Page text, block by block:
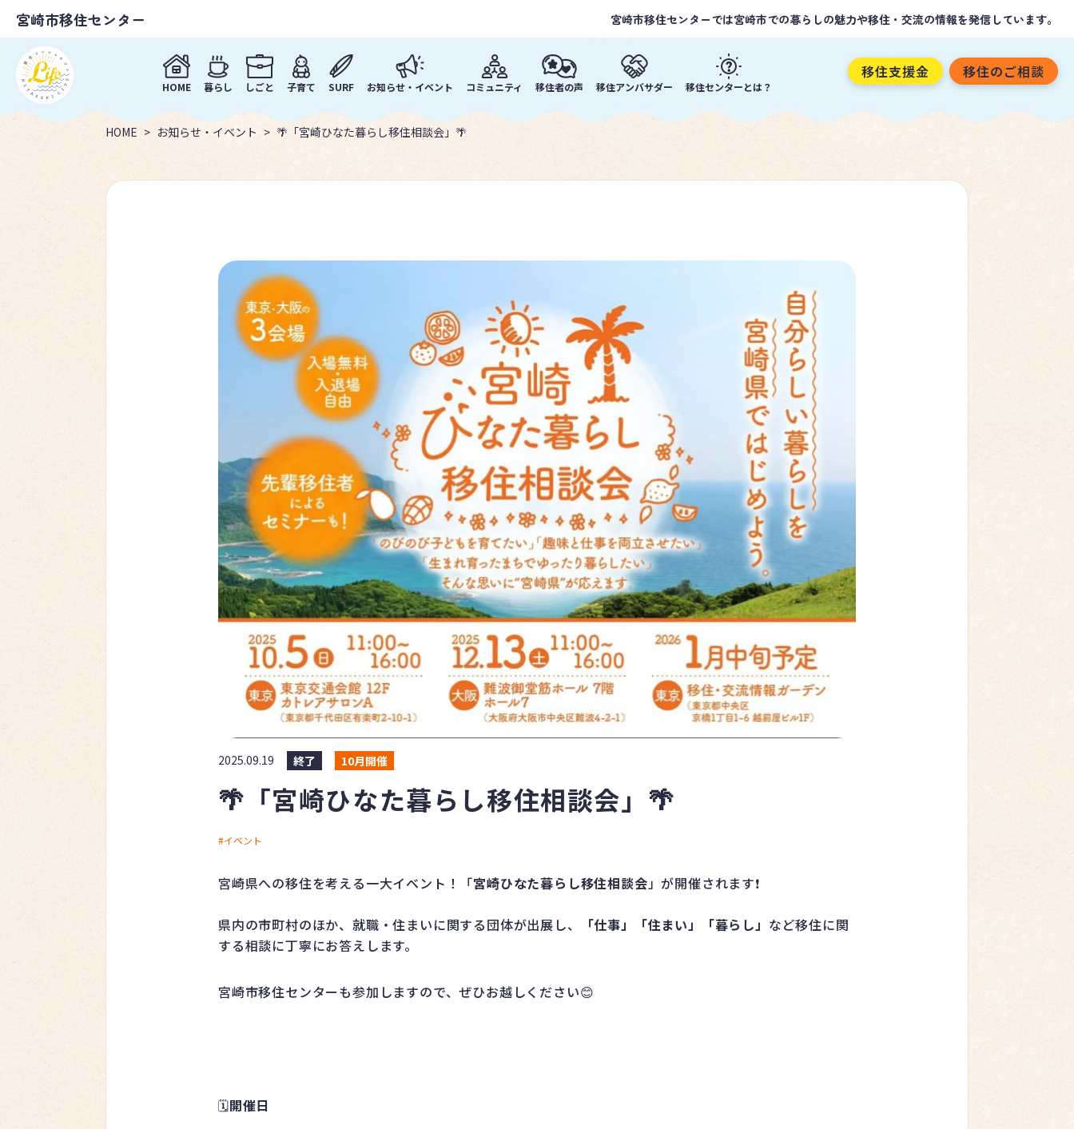
宮崎市移住センター 宮崎市移住センターでは宮崎市での暮らしの魅力や移住・交流の情報を発信しています。
HOME 暮らし しごと 子育て SURF お知らせ・イベント コミュニティ 移住者の声 移住アンバサダー 移住センターとは？
移住支援金 移住のご相談
HOME お知らせ・イベント 🌴「宮崎ひなた暮らし移住相談会」🌴
2025.09.19 終了 10月開催
🌴「宮崎ひなた暮らし移住相談会」🌴
イベント
宮崎県への移住を考える一大イベント！「宮崎ひなた暮らし移住相談会 」が開催されます❗️
県内の市町村のほか、就職・住まいに関する団体が出展し、 「仕事」「住まい」「暮らし」 など移住に関
する相談に丁寧にお答えします。
宮崎市移住センターも参加しますので、ぜひお越しください😊
🗓️開催日